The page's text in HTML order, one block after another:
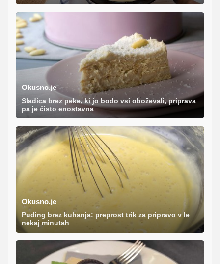
Okusno.je
Sladica brez peke, ki jo bodo vsi oboževali, priprava
pa je čisto enostavna
Okusno.je
Puding brez kuhanja: preprost trik za pripravo v le
nekaj minutah